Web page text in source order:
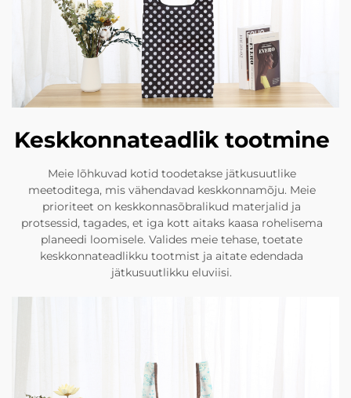
Keskkonnateadlik tootmine
Meie lõhkuvad kotid toodetakse jätkusuutlike
meetoditega, mis vähendavad keskkonnamõju. Meie
prioriteet on keskkonnasõbralikud materjalid ja
protsessid, tagades, et iga kott aitaks kaasa rohelisema
planeedi loomisele. Valides meie tehase, toetate
keskkonnateadlikku tootmist ja aitate edendada
jätkusuutlikku eluviisi.